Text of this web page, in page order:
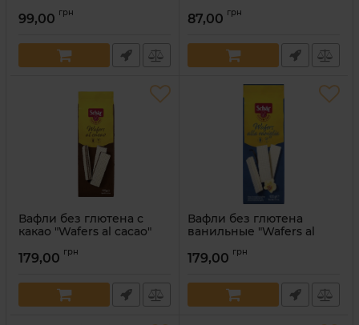
Артикул: 8410376039740
99,00 грн
Schar 40 г
87,00 грн
Вафли без глютена с
какао "Wafers al cacao"
Артикул: 8008698001882
179,00 грн
Вафли без глютена
ванильные "Wafers al
Артикул: 8008698001905
179,00 грн